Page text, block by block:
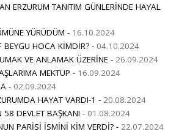
ERZURUM TANITIM GÜNLERİNDE HAYAL
YÜRÜDÜM - 16.10.2024
BEYGU HOCA KİMDİR? - 04.10.2024
VE ANLAMAK ÜZERİNE - 26.09.2024
MEKTUP - 16.09.2024
- 02.09.2024
HAYAT VARDI-1 - 20.08.2024
58 DEVLET BAŞKANI - 01.08.2024
PARİSİ İSMİNİ KİM VERDİ? - 22.07.2024